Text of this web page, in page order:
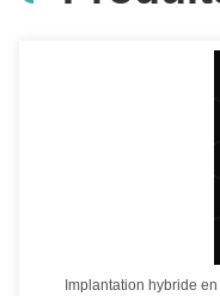
Implantation hybride